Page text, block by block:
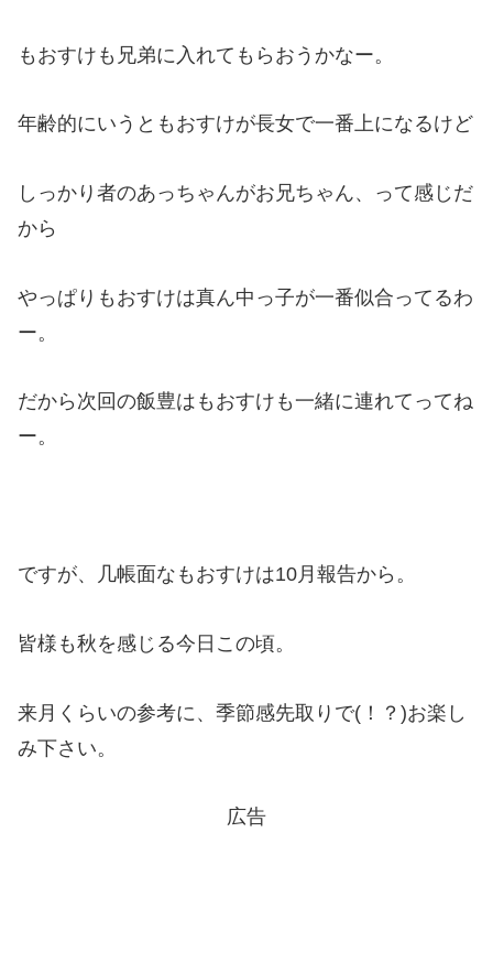
もおすけも兄弟に入れてもらおうかなー。
年齢的にいうともおすけが長女で一番上になるけど
しっかり者のあっちゃんがお兄ちゃん、って感じだ
から
やっぱりもおすけは真ん中っ子が一番似合ってるわ
ー。
だから次回の飯豊はもおすけも一緒に連れてってね
ー。
ですが、几帳面なもおすけは10月報告から。
皆様も秋を感じる今日この頃。
来月くらいの参考に、季節感先取りで(！？)お楽し
み下さい。
広告